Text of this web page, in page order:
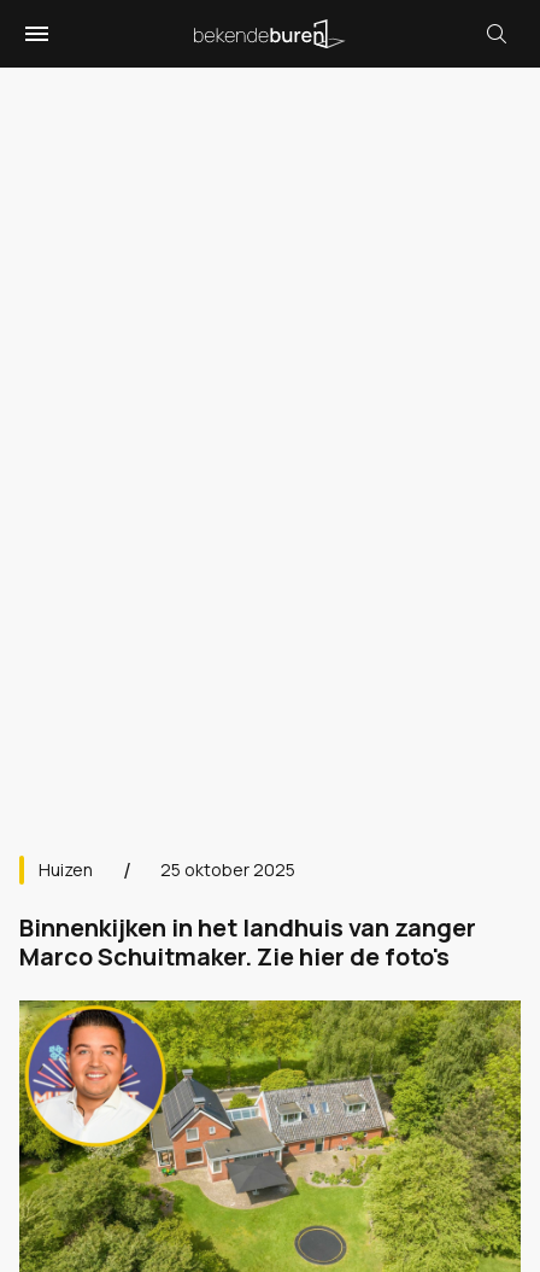
Huizen 25 oktober 2025
Binnenkijken in het landhuis van zanger
Marco Schuitmaker. Zie hier de foto's